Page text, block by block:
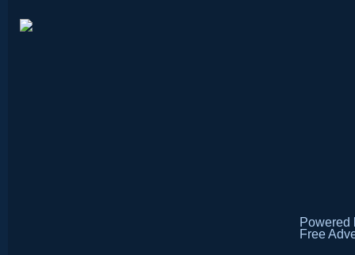
Powered
Free